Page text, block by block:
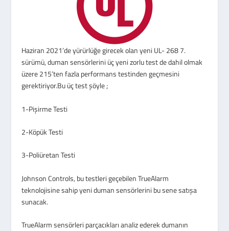
Haziran 2021’de yürürlüğe girecek olan yeni UL- 268 7.
sürümü, duman sensörlerini üç yeni zorlu test de dahil olmak
üzere 215’ten fazla performans testinden geçmesini
gerektiriyor.Bu üç test şöyle ;
1-Pişirme Testi
2-Köpük Testi
3-Poliüretan Testi
Johnson Controls, bu testleri geçebilen TrueAlarm
teknolojisine sahip yeni duman sensörlerini bu sene satışa
sunacak.
TrueAlarm sensörleri parçacıkları analiz ederek dumanın